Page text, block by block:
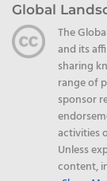
Global
The
and its
sharing
range of
sponsor
activities
Unless
content,